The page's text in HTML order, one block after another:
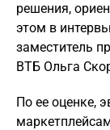
решения,
этом в
заместитель
ВТБ Ольга
По ее оценке,